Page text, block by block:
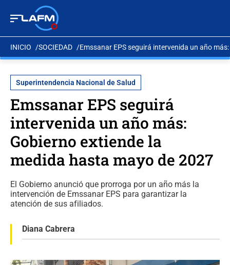
INICIO SOCIEDAD Emssanar EPS seguirá intervenida un año
Superintendencia Nacional de Salud
Emssanar EPS seguirá
intervenida un año más:
Gobierno extiende la
medida hasta mayo de 2027
El Gobierno anunció que prorroga por un año más la
intervención de Emssanar EPS para garantizar la
atención de sus afiliados.
Diana Cabrera